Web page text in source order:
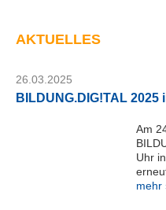
D
g
d
AKTUELLES
26.03.2025
BILDUNG.DIG!TAL 2025
Am
Uhr
mehr